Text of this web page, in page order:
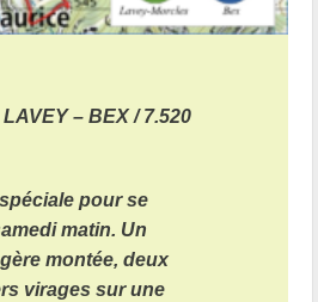
– BEX / 7.520
pour se
matin. Un
montée, deux
virages sur une